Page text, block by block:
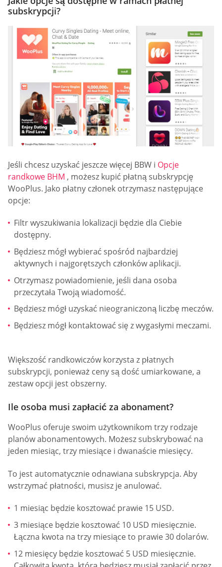
subskrypcji?
Jeśli chcesz uzyskać jeszcze więcej BBW i Opcje
randkowe BHM , możesz kupić płatną subskrypcję
WooPlus. Jako płatny członek otrzymasz następujące
opcje:
Filtr wyszukiwania lokalizacji będzie dla Ciebie
dostępny.
Będziesz mógł wybierać spośród najbardziej
aktywnych i najgorętszych członków aplikacji.
Otrzymasz powiadomienie, jeśli dana osoba
przeczytała Twoją wiadomość.
Będziesz mógł uzyskać nieograniczoną liczbę meczów.
Będziesz mógł kontaktować się z wygasłymi meczami.
Większość randkowiczów korzysta z płatnych
subskrypcji, ponieważ ceny są dość umiarkowane, a
zestaw opcji jest obszerny.
Ile osoba musi zapłacić za abonament?
WooPlus oferuje swoim użytkownikom trzy rodzaje
planów abonamentowych. Możesz subskrybować na
jeden miesiąc, trzy miesiące i dwanaście miesięcy.
To jest automatycznie odnawiana subskrypcja. Aby
wstrzymać płatności, musisz je anulować.
1 miesiąc będzie kosztować prawie 15 USD.
3 miesiące będzie kosztować 10 USD miesięcznie.
Łączna kwota na trzy miesiące to prawie 30 dolarów.
12 miesięcy będzie kosztować 5 USD miesięcznie.